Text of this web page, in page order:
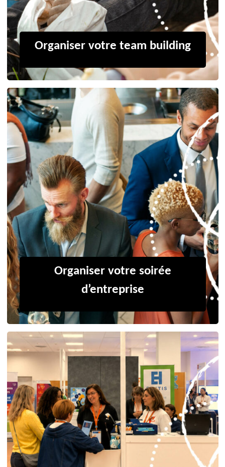
Organiser votre team building
Organiser votre soirée
d’entreprise